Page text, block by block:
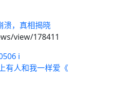
溃，真相揭晓
view/178411
i
有人和我一样爱《